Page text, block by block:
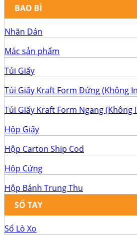
BAO BÌ
Nhãn Dán
Mác sản phẩm
Túi Giấy
Túi Giấy Kraft Form Đứng (Không
Túi Giấy Kraft Form Ngang (Không
Hộp Giấy
Hộp Carton Ship Cod
Hộp Cứng
Hộp Bánh Trung Thu
SỔ TAY
Sổ Lò Xo